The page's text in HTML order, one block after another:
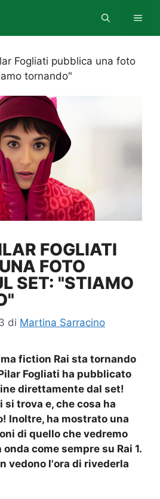
Fogliati pubblica una foto
tornando"
FOGLIATI
FOTO
SET: "STIAMO
di Martina Sarracino
fiction Rai sta tornando
Fogliati ha pubblicato
direttamente dal set!
si trova e, che cosa ha
Inoltre, ha mostrato una
di quello che vedremo
come sempre su Rai 1.
vedono l'ora di rivederla